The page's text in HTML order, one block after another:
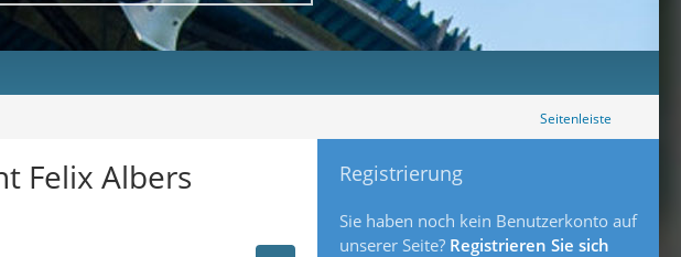
Seitenleiste
Felix Albers Registrierung
Sie haben noch kein Benutzerkonto auf
unserer Seite? Registrieren Sie sich